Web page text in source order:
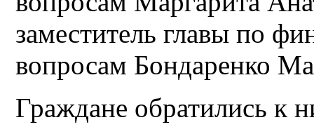
заместитель главы по
вопросам Бондаренко
Граждане обратились к